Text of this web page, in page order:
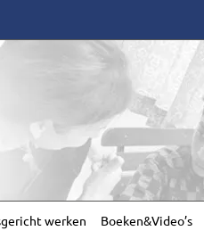
werken Boeken&Video’s